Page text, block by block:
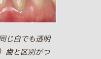
じ白でも透明
歯と区別がつ